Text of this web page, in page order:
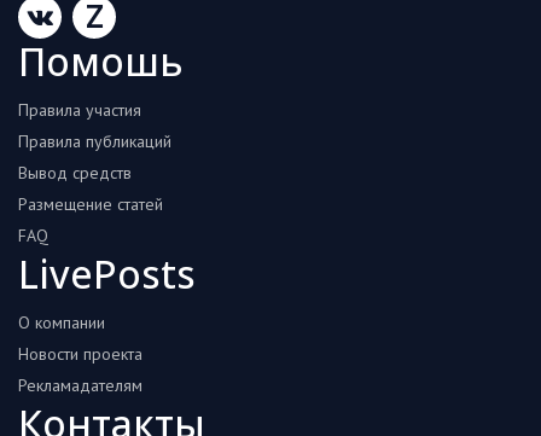
Z
Помошь
Правила участия
Правила публикаций
Вывод средств
Размещение статей
FAQ
LivePosts
О компании
Новости проекта
Рекламадателям
Контакты